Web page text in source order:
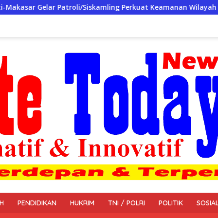
Siskamling Perkuat Keamanan Wilayah Penyelesaian
PENDIDIKAN HUKRIM TNI / POLRI POLITIK